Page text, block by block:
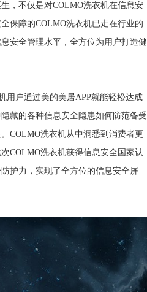
不仅是对COLMO洗衣机在信息安
保障的COLMO洗衣机已走在行业的
安全管理水平，全方位为用户打造健
户通过美的美居APP就能轻松达成
藏的各种信息安全隐患如何防范备受
COLMO洗衣机从中洞悉到消费者更
COLMO洗衣机获得信息安全国家认
护力，实现了全方位的信息安全屏